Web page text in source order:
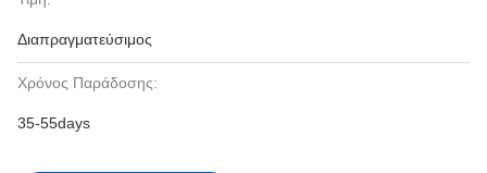
Διαπραγματεύσιμος
Χρόνος Παράδοσης:
35-55days